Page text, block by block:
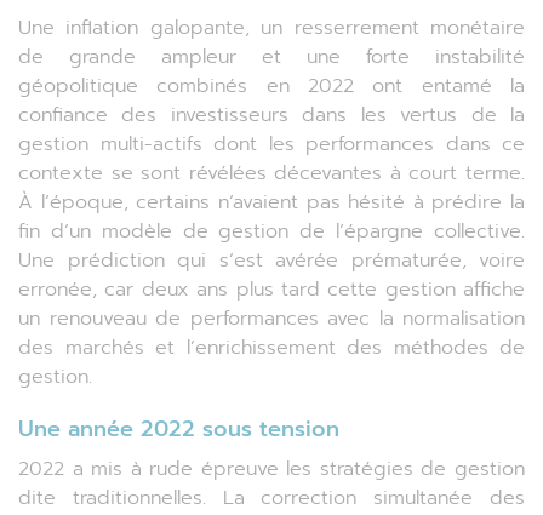
Une inflation galopante, un resserrement monétaire
de grande ampleur et une forte instabilité
géopolitique combinés en 2022 ont entamé la
confiance des investisseurs dans les vertus de la
gestion multi-actifs dont les performances dans ce
contexte se sont révélées décevantes à court terme.
À l’époque, certains n’avaient pas hésité à prédire la
fin d’un modèle de gestion de l’épargne collective.
Une prédiction qui s’est avérée prématurée, voire
erronée, car deux ans plus tard cette gestion affiche
un renouveau de performances avec la normalisation
des marchés et l’enrichissement des méthodes de
gestion.
Une année 2022 sous tension
2022 a mis à rude épreuve les stratégies de gestion
dite traditionnelles. La correction simultanée des